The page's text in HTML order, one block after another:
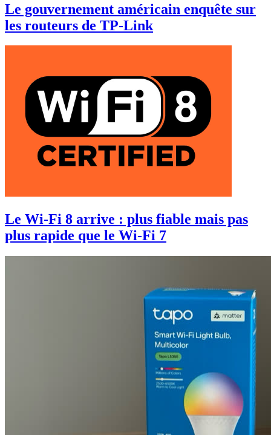
Le gouvernement américain enquête sur
les routeurs de TP-Link
Le Wi-Fi 8 arrive : plus fiable mais pas
plus rapide que le Wi-Fi 7